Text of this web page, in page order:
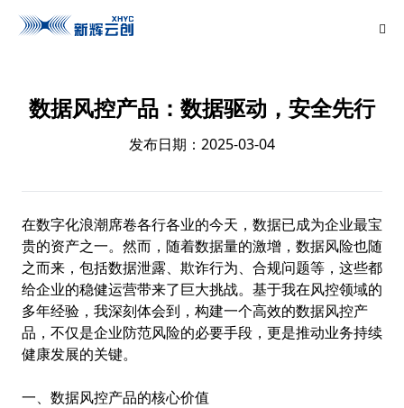
数据风控产品：数据驱动，安全先行
发布日期：2025-03-04
在数字化浪潮席卷各行各业的今天，数据已成为企业最宝
贵的资产之一。然而，随着数据量的激增，数据风险也随
之而来，包括数据泄露、欺诈行为、合规问题等，这些都
给企业的稳健运营带来了巨大挑战。基于我在风控领域的
多年经验，我深刻体会到，构建一个高效的数据风控产
品，不仅是企业防范风险的必要手段，更是推动业务持续
健康发展的关键。
一、数据风控产品的核心价值